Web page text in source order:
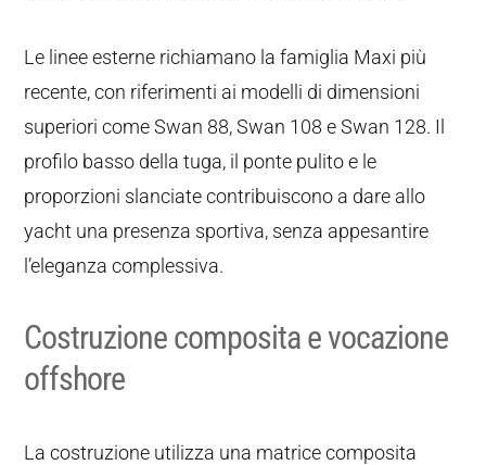
Le linee esterne richiamano la famiglia Maxi più
recente, con riferimenti ai modelli di dimensioni
superiori come Swan 88, Swan 108 e Swan 128. Il
profilo basso della tuga, il ponte pulito e le
proporzioni slanciate contribuiscono a dare allo
yacht una presenza sportiva, senza appesantire
l’eleganza complessiva.
Costruzione composita e vocazione
offshore
La costruzione utilizza una matrice composita